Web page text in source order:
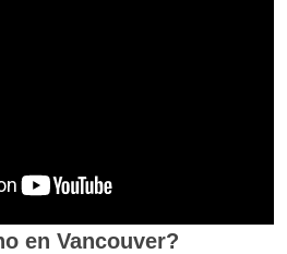
en Vancouver?